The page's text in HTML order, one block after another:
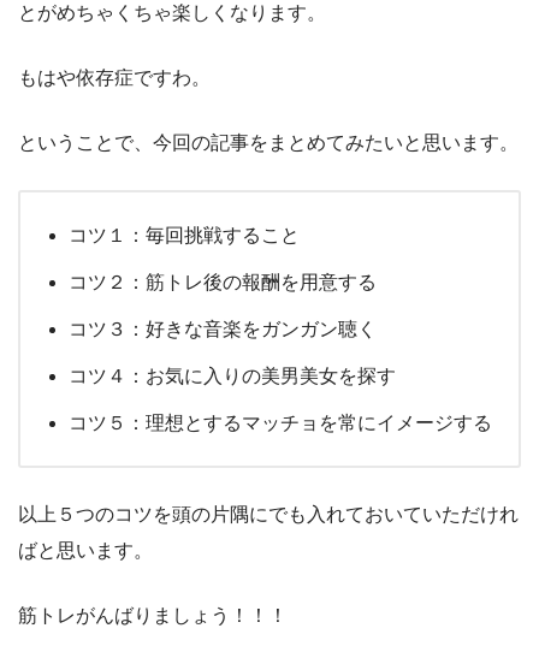
とがめちゃくちゃ楽しくなります。
もはや依存症ですわ。
ということで、今回の記事をまとめてみたいと思います。
コツ１：毎回挑戦すること
コツ２：筋トレ後の報酬を用意する
コツ３：好きな音楽をガンガン聴く
コツ４：お気に入りの美男美女を探す
コツ５：理想とするマッチョを常にイメージする
以上５つのコツを頭の片隅にでも入れておいていただけれ
ばと思います。
筋トレがんばりましょう！！！